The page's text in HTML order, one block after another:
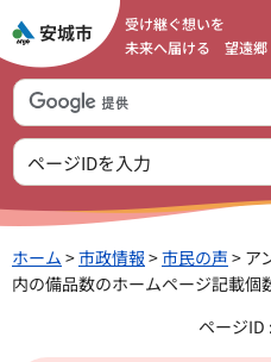
受け継ぐ想いを
未来へ届ける 望遠郷
ホーム >市政情報 >市民の声 > ア
内の備品数のホームページ記載個
ページID